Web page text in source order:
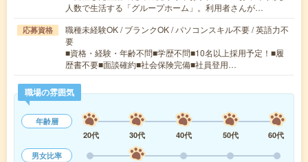
人数で生活する「グループホーム」。利用者さんが…
応募資格
職種未経験OK / ブランクOK / パソコンスキル不要 / 英語力不
要
■資格・経験・年齢不問■学歴不問■10名以上採用予定！■履
歴書不要■面談確約■社会保険完備■社員登用…
職場の雰囲気
年齢層
20代
30代 40代 50代
60代
男女比率